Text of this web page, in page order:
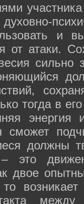
и
от атаки.
сильно
тогда в
должны
это
двое
возникает